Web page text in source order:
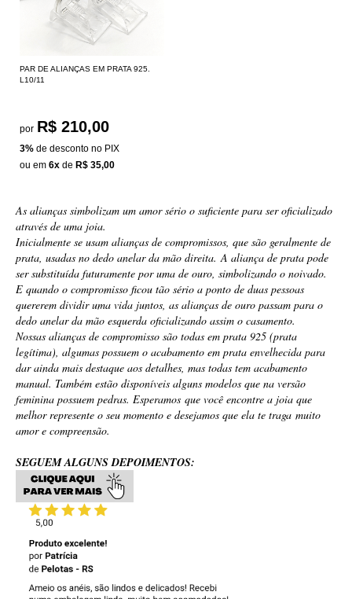
PAR DE ALIANÇAS EM PRATA 925.
L10/11
por R$ 210,00
3% de desconto no PIX
ou em 6x de R$ 35,00
As alianças simbolizam um amor sério o suficiente para ser oficializado
através de uma joia.
Inicialmente se usam alianças de compromissos, que são geralmente de
prata, usadas no dedo anelar da mão direita. A aliança de prata pode
ser substituída futuramente por uma de ouro, simbolizando o noivado.
E quando o compromisso ficou tão sério a ponto de duas pessoas
quererem dividir uma vida juntos, as alianças de ouro passam para o
dedo anelar da mão esquerda oficializando assim o casamento.
Nossas alianças de compromisso são todas em prata 925 (prata
legítima), algumas possuem o acabamento em prata envelhecida para
dar ainda mais destaque aos detalhes, mas todas tem acabamento
manual. Também estão disponíveis alguns modelos que na versão
feminina possuem pedras. Esperamos que você encontre a joia que
melhor represente o seu momento e desejamos que ela te traga muito
amor e compreensão.
SEGUEM ALGUNS DEPOIMENTOS: